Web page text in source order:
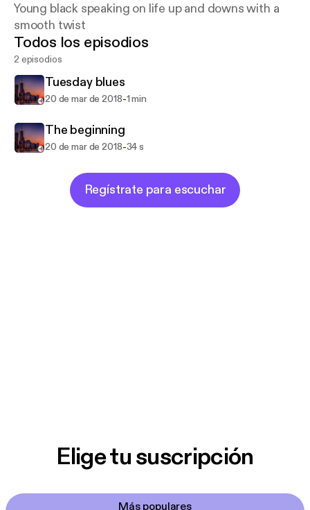
Young black speaking on life up and downs with a
smooth twist
Todos los episodios
2 episodios
Tuesday blues
20 de mar de 2018-1 min
The beginning
20 de mar de 2018-34 s
Regístrate para escuchar
Elige tu suscripción
Más populares